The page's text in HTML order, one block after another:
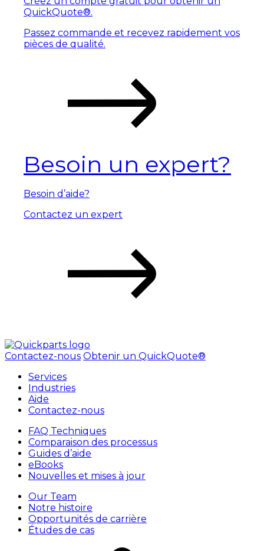
QuickQuote®.
Passez commande et recevez rapidement vos
pièces de qualité.
Besoin un expert?
Besoin d’aide?
Contactez un expert
Contactez-nous Obtenir un QuickQuote®
Services
Industries
Aide
Contactez-nous
FAQ Techniques
Comparaison des processus
Guides d’aide
eBooks
Nouvelles et mises à jour
Our Team
Notre histoire
Opportunités de carrière
Études de cas